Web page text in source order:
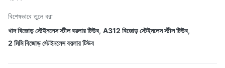
বিশেষভাবে তুলে ধরা
খাদ বিজোড় স্টেইনলেস স্টীল বয়লার টিউব, A312 বিজোড় স্টেইনলেস স্টীল টিউব,
2 মিমি বিজোড় স্টেইনলেস বয়লার টিউব